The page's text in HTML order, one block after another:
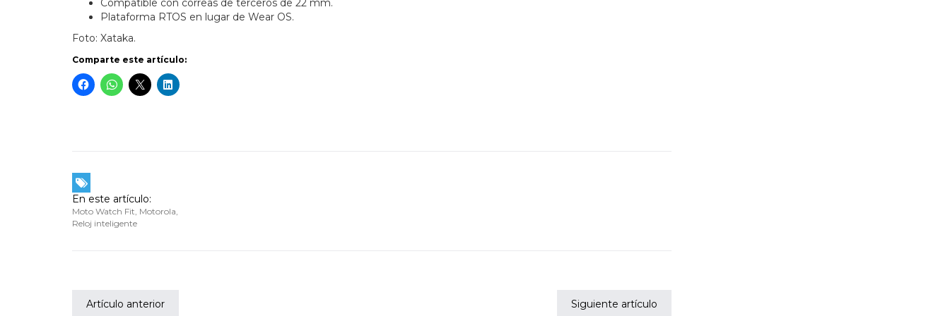
Compatible con correas de terceros de 22 mm.
Plataforma RTOS en lugar de Wear OS.
Foto: Xataka.
Comparte este artículo:
En este artículo:
Moto Watch Fit Motorola
Reloj inteligente
Artículo anterior Siguiente artículo